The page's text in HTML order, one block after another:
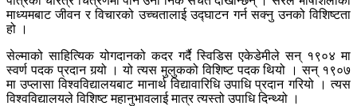
माध्यमबाट जीवन र विचारको उच्चतालाई उद्घाटन गर्न सक्नु उनको विशिष्टता
हो ।
सेल्माको साहित्यिक योगदानको कदर गर्दै स्विडिस एकेडेमीले सन् १९०४ मा
स्वर्ण पदक प्रदान गर्‍यो । यो त्यस मुलुकको विशिष्ट पदक थियो । सन् १९०७
मा उप्लासा विश्वविद्यालयबाट मानार्थ विद्यावारिधि उपाधि प्रदान गरियो । त्यस
विश्वविद्यालयले विशिष्ट महानुभावलाई मात्र त्यस्तो उपाधि दिन्थ्यो ।